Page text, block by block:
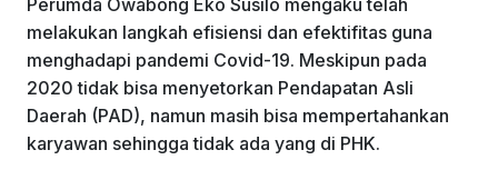
Perumda Owabong Eko Susilo mengaku telah
melakukan langkah efisiensi dan efektifitas guna
menghadapi pandemi Covid-19. Meskipun pada
2020 tidak bisa menyetorkan Pendapatan Asli
Daerah (PAD), namun masih bisa mempertahankan
karyawan sehingga tidak ada yang di PHK.